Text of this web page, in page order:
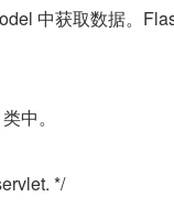
中获取数据。
中。
*/